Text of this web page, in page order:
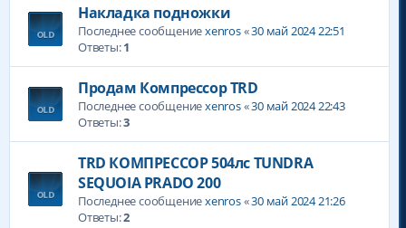
Накладка подножки
Последнее сообщениеxenros«30 май 2024 22:51
Ответы:1
Продам Компрессор TRD
Последнее сообщениеxenros«30 май 2024 22:43
Ответы:3
TRD КОМПРЕССОР 504лс TUNDRA
SEQUOIA PRADO 200
Последнее сообщениеxenros«30 май 2024 21:26
Ответы:2